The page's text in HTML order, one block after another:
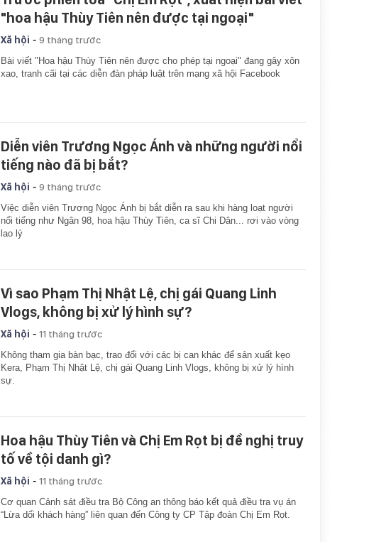
"hoa hậu Thùy Tiên nên được tại ngoại"
Xã hội - 9 tháng trước
Bài viết "Hoa hậu Thùy Tiên nên được cho phép tại ngoại" đang gây xôn
xao, tranh cãi tại các diễn đàn pháp luật trên mạng xã hội Facebook
Diễn viên Trương Ngọc Ánh và những người nổi
tiếng nào đã bị bắt?
Xã hội - 9 tháng trước
Việc diễn viên Trương Ngọc Ánh bị bắt diễn ra sau khi hàng loạt người
nổi tiếng như Ngân 98, hoa hậu Thùy Tiên, ca sĩ Chi Dân... rơi vào vòng
lao lý
Vì sao Phạm Thị Nhật Lệ, chị gái Quang Linh
Vlogs, không bị xử lý hình sự?
Xã hội - 11 tháng trước
Không tham gia bàn bạc, trao đổi với các bị can khác để sản xuất kẹo
Kera, Phạm Thị Nhật Lệ, chị gái Quang Linh Vlogs, không bị xử lý hình
sự.
Hoa hậu Thùy Tiên và Chị Em Rọt bị đề nghị truy
tố về tội danh gì?
Xã hội - 11 tháng trước
Cơ quan Cảnh sát điều tra Bộ Công an thông báo kết quả điều tra vụ án
“Lừa dối khách hàng” liên quan đến Công ty CP Tập đoàn Chị Em Rọt.